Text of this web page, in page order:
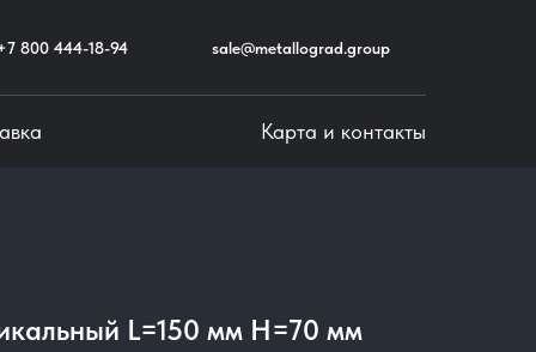
800 444-18-94 sale@metallograd.group
Карта и контакты
L=150 мм Н=70 мм